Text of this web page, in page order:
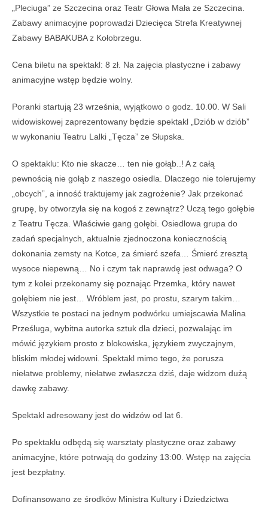
„Pleciuga” ze Szczecina oraz Teatr Głowa Mała ze Szczecina.
Zabawy animacyjne poprowadzi Dziecięca Strefa Kreatywnej
Zabawy BABAKUBA z Kołobrzegu.
Cena biletu na spektakl: 8 zł. Na zajęcia plastyczne i zabawy
animacyjne wstęp będzie wolny.
Poranki startują 23 września, wyjątkowo o godz. 10.00. W Sali
widowiskowej zaprezentowany będzie spektakl „Dziób w dziób”
w wykonaniu Teatru Lalki „Tęcza” ze Słupska.
O spektaklu: Kto nie skacze… ten nie gołąb..! A z całą
pewnością nie gołąb z naszego osiedla. Dlaczego nie tolerujemy
„obcych”, a inność traktujemy jak zagrożenie? Jak przekonać
grupę, by otworzyła się na kogoś z zewnątrz? Uczą tego gołębie
z Teatru Tęcza. Właściwie gang gołębi. Osiedlowa grupa do
zadań specjalnych, aktualnie zjednoczona koniecznością
dokonania zemsty na Kotce, za śmierć szefa… Śmierć zresztą
wysoce niepewną… No i czym tak naprawdę jest odwaga? O
tym z kolei przekonamy się poznając Przemka, który nawet
gołębiem nie jest… Wróblem jest, po prostu, szarym takim…
Wszystkie te postaci na jednym podwórku umiejscawia Malina
Prześluga, wybitna autorka sztuk dla dzieci, pozwalając im
mówić językiem prosto z blokowiska, językiem zwyczajnym,
bliskim młodej widowni. Spektakl mimo tego, że porusza
niełatwe problemy, niełatwe zwłaszcza dziś, daje widzom dużą
dawkę zabawy.
Spektakl adresowany jest do widzów od lat 6.
Po spektaklu odbędą się warsztaty plastyczne oraz zabawy
animacyjne, które potrwają do godziny 13:00. Wstęp na zajęcia
jest bezpłatny.
Dofinansowano ze środków Ministra Kultury i Dziedzictwa